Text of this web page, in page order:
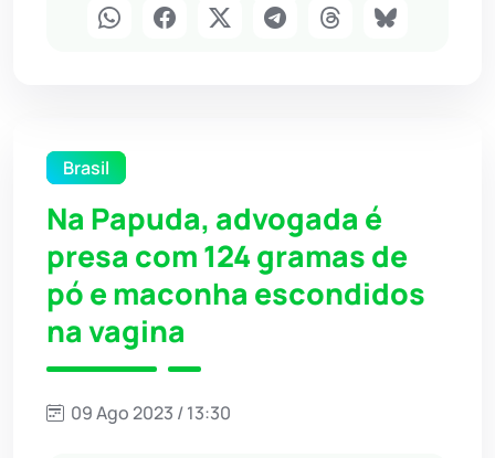
Brasil
Na Papuda, advogada é
presa com 124 gramas de
pó e maconha escondidos
na vagina
09 Ago 2023 / 13:30